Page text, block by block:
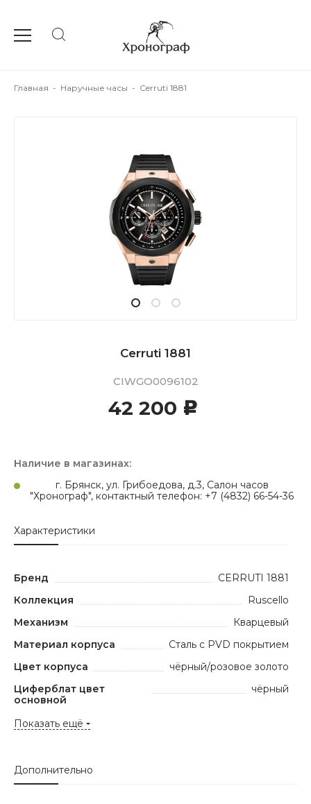
Главная - Наручные часы - Cerruti 1881
Cerruti 1881
CIWGO0096102
42 200 c
Наличие в магазинах:
г. Брянск, ул. Грибоедова, д.3, Салон часов
"Хронограф", контактный телефон: +7 (4832) 66-54-36
Характеристики
Бренд
CERRUTI 1881
Коллекция
Ruscello
Механизм
Кварцевый
Материал корпуса
Сталь с PVD покрытием
Цвет корпуса
чёрный/розовое золото
Циферблат цвет
основной
чёрный
Показать ещё
Дополнительно